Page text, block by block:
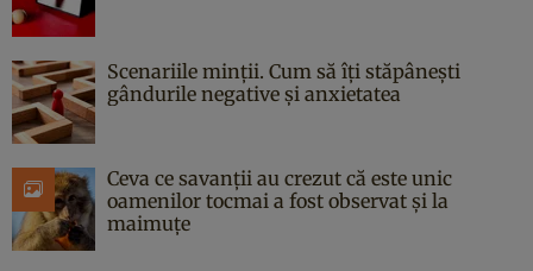
Scenariile minții. Cum să îți stăpânești
gândurile negative și anxietatea
Ceva ce savanții au crezut că este unic
oamenilor tocmai a fost observat și la
maimuțe